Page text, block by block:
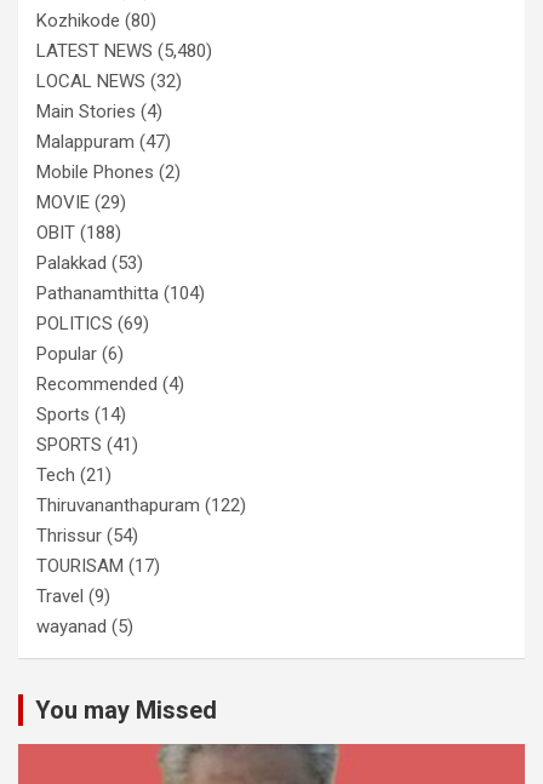
Kozhikode (80)
LATEST NEWS (5,480)
LOCAL NEWS (32)
Main Stories (4)
Malappuram (47)
Mobile Phones (2)
MOVIE (29)
OBIT (188)
Palakkad (53)
Pathanamthitta (104)
POLITICS (69)
Popular (6)
Recommended (4)
Sports (14)
SPORTS (41)
Tech (21)
Thiruvananthapuram (122)
Thrissur (54)
TOURISAM (17)
Travel (9)
wayanad (5)
You may Missed